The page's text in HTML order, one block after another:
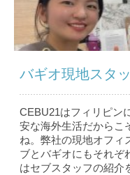
バギオ現地スタ
CEBU21はフィリピン
安な海外生活だからこ
ね。弊社の現地オフィ
ブとバギオにもそれぞ
はセブスタッフの紹介